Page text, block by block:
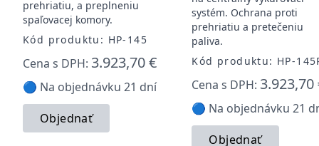
prehriatiu, a preplneniu
spaľovacej komory.
Kód produktu: HP-145
Cena s DPH: 3.923,70 €
🔵 Na objednávku 21 dní
Objednať
systém. Ochrana proti
prehriatiu a pretečeniu
paliva.
Kód produktu: HP-
Cena s DPH: 3.923,70
🔵 Na objednávku 21
Objednať